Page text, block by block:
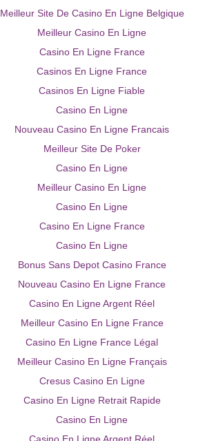
Meilleur Site De Casino En Ligne Belgique
Meilleur Casino En Ligne
Casino En Ligne France
Casinos En Ligne France
Casinos En Ligne Fiable
Casino En Ligne
Nouveau Casino En Ligne Francais
Meilleur Site De Poker
Casino En Ligne
Meilleur Casino En Ligne
Casino En Ligne
Casino En Ligne France
Casino En Ligne
Bonus Sans Depot Casino France
Nouveau Casino En Ligne France
Casino En Ligne Argent Réel
Meilleur Casino En Ligne France
Casino En Ligne France Légal
Meilleur Casino En Ligne Français
Cresus Casino En Ligne
Casino En Ligne Retrait Rapide
Casino En Ligne